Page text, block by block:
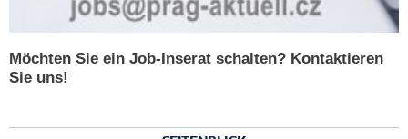
Möchten Sie ein Job-Inserat schalten? Kontaktieren
Sie uns!